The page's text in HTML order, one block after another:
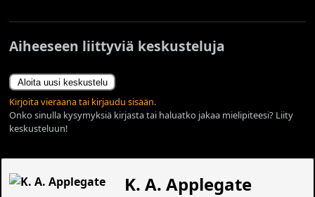
Aiheeseen liittyviä keskusteluja
Aloita uusi keskustelu
Kirjoita vieraana tai kirjaudu sisään.
Onko sinulla kysymyksiä kirjasta tai haluatko jakaa mielipiteesi? Liity
keskusteluun!
K. A. Applegate